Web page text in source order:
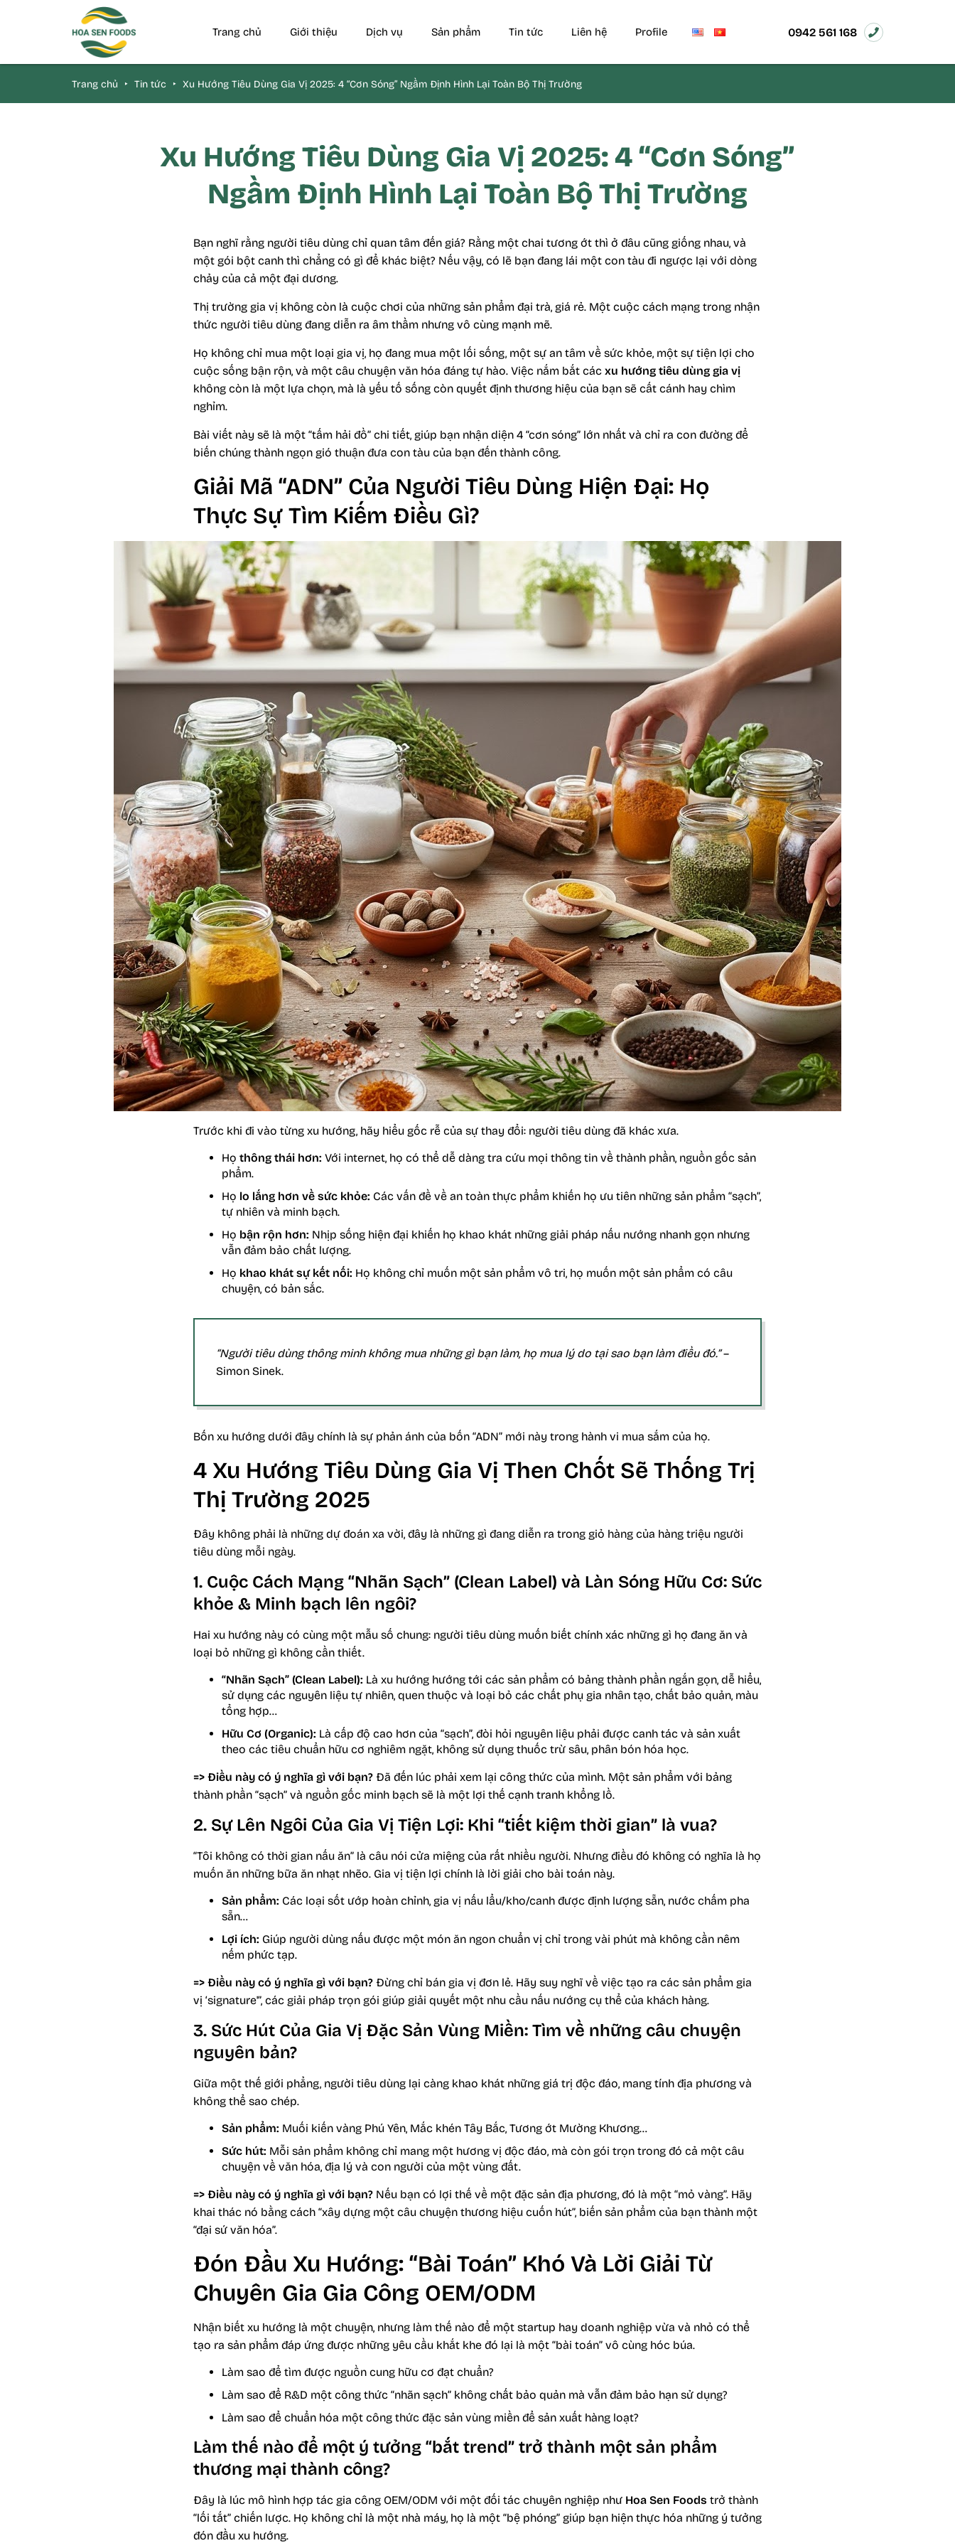
Trang chủ Giới thiệu Dịch vụ Sản phẩm Tin tức Liên hệ Profile 0942 561 168
Trang chủ ‣ Tin tức ‣ Xu Hướng Tiêu Dùng Gia Vị 2025: 4 “Cơn Sóng” Ngầm Định Hình Lại Toàn Bộ Thị Trường
Xu Hướng Tiêu Dùng Gia Vị 2025: 4 “Cơn Sóng”
Ngầm Định Hình Lại Toàn Bộ Thị Trường
Bạn nghĩ rằng người tiêu dùng chỉ quan tâm đến giá? Rằng một chai tương ớt thì ở đâu cũng giống nhau, và
một gói bột canh thì chẳng có gì để khác biệt? Nếu vậy, có lẽ bạn đang lái một con tàu đi ngược lại với dòng
chảy của cả một đại dương.
Thị trường gia vị không còn là cuộc chơi của những sản phẩm đại trà, giá rẻ. Một cuộc cách mạng trong nhận
thức người tiêu dùng đang diễn ra âm thầm nhưng vô cùng mạnh mẽ.
Họ không chỉ mua một loại gia vị, họ đang mua một lối sống, một sự an tâm về sức khỏe, một sự tiện lợi cho
cuộc sống bận rộn, và một câu chuyện văn hóa đáng tự hào. Việc nắm bắt các xu hướng tiêu dùng gia vị
không còn là một lựa chọn, mà là yếu tố sống còn quyết định thương hiệu của bạn sẽ cất cánh hay chìm
nghỉm.
Bài viết này sẽ là một “tấm hải đồ” chi tiết, giúp bạn nhận diện 4 “cơn sóng” lớn nhất và chỉ ra con đường để
biến chúng thành ngọn gió thuận đưa con tàu của bạn đến thành công.
Giải Mã “ADN” Của Người Tiêu Dùng Hiện Đại: Họ
Thực Sự Tìm Kiếm Điều Gì?
Trước khi đi vào từng xu hướng, hãy hiểu gốc rễ của sự thay đổi: người tiêu dùng đã khác xưa.
Họ thông thái hơn: Với internet, họ có thể dễ dàng tra cứu mọi thông tin về thành phần, nguồn gốc sản
phẩm.
Họ lo lắng hơn về sức khỏe: Các vấn đề về an toàn thực phẩm khiến họ ưu tiên những sản phẩm “sạch”,
tự nhiên và minh bạch.
Họ bận rộn hơn: Nhịp sống hiện đại khiến họ khao khát những giải pháp nấu nướng nhanh gọn nhưng
vẫn đảm bảo chất lượng.
Họ khao khát sự kết nối: Họ không chỉ muốn một sản phẩm vô tri, họ muốn một sản phẩm có câu
chuyện, có bản sắc.
“Người tiêu dùng thông minh không mua những gì bạn làm, họ mua lý do tại sao bạn làm điều đó.”–
Simon Sinek.
Bốn xu hướng dưới đây chính là sự phản ánh của bốn “ADN” mới này trong hành vi mua sắm của họ.
4 Xu Hướng Tiêu Dùng Gia Vị Then Chốt Sẽ Thống Trị
Thị Trường 2025
Đây không phải là những dự đoán xa vời, đây là những gì đang diễn ra trong giỏ hàng của hàng triệu người
tiêu dùng mỗi ngày.
1. Cuộc Cách Mạng “Nhãn Sạch” (Clean Label) và Làn Sóng Hữu Cơ: Sức
khỏe & Minh bạch lên ngôi?
Hai xu hướng này có cùng một mẫu số chung: người tiêu dùng muốn biết chính xác những gì họ đang ăn và
loại bỏ những gì không cần thiết.
“Nhãn Sạch” (Clean Label): Là xu hướng hướng tới các sản phẩm có bảng thành phần ngắn gọn, dễ hiểu,
sử dụng các nguyên liệu tự nhiên, quen thuộc và loại bỏ các chất phụ gia nhân tạo, chất bảo quản, màu
tổng hợp…
Hữu Cơ (Organic): Là cấp độ cao hơn của “sạch”, đòi hỏi nguyên liệu phải được canh tác và sản xuất
theo các tiêu chuẩn hữu cơ nghiêm ngặt, không sử dụng thuốc trừ sâu, phân bón hóa học.
=> Điều này có ý nghĩa gì với bạn?Đã đến lúc phải xem lại công thức của mình. Một sản phẩm với bảng
thành phần “sạch” và nguồn gốc minh bạch sẽ là một lợi thế cạnh tranh khổng lồ.
2. Sự Lên Ngôi Của Gia Vị Tiện Lợi: Khi “tiết kiệm thời gian” là vua?
“Tôi không có thời gian nấu ăn” là câu nói cửa miệng của rất nhiều người. Nhưng điều đó không có nghĩa là họ
muốn ăn những bữa ăn nhạt nhẽo. Gia vị tiện lợi chính là lời giải cho bài toán này.
Sản phẩm: Các loại sốt ướp hoàn chỉnh, gia vị nấu lẩu/kho/canh được định lượng sẵn, nước chấm pha
sẵn…
Lợi ích: Giúp người dùng nấu được một món ăn ngon chuẩn vị chỉ trong vài phút mà không cần nêm
nếm phức tạp.
=> Điều này có ý nghĩa gì với bạn?Đừng chỉ bán gia vị đơn lẻ. Hãy suy nghĩ về việc tạo ra các sản phẩm gia
vị ‘signature'”, các giải pháp trọn gói giúp giải quyết một nhu cầu nấu nướng cụ thể của khách hàng.
3. Sức Hút Của Gia Vị Đặc Sản Vùng Miền: Tìm về những câu chuyện
nguyên bản?
Giữa một thế giới phẳng, người tiêu dùng lại càng khao khát những giá trị độc đáo, mang tính địa phương và
không thể sao chép.
Sản phẩm: Muối kiến vàng Phú Yên, Mắc khén Tây Bắc, Tương ớt Mường Khương…
Sức hút: Mỗi sản phẩm không chỉ mang một hương vị độc đáo, mà còn gói trọn trong đó cả một câu
chuyện về văn hóa, địa lý và con người của một vùng đất.
=> Điều này có ý nghĩa gì với bạn?Nếu bạn có lợi thế về một đặc sản địa phương, đó là một “mỏ vàng”. Hãy
khai thác nó bằng cách “xây dựng một câu chuyện thương hiệu cuốn hút”, biến sản phẩm của bạn thành một
“đại sứ văn hóa”.
Đón Đầu Xu Hướng: “Bài Toán” Khó Và Lời Giải Từ
Chuyên Gia Gia Công OEM/ODM
Nhận biết xu hướng là một chuyện, nhưng làm thế nào để một startup hay doanh nghiệp vừa và nhỏ có thể
tạo ra sản phẩm đáp ứng được những yêu cầu khắt khe đó lại là một “bài toán” vô cùng hóc búa.
Làm sao để tìm được nguồn cung hữu cơ đạt chuẩn?
Làm sao để R&D một công thức “nhãn sạch” không chất bảo quản mà vẫn đảm bảo hạn sử dụng?
Làm sao để chuẩn hóa một công thức đặc sản vùng miền để sản xuất hàng loạt?
Làm thế nào để một ý tưởng “bắt trend” trở thành một sản phẩm
thương mại thành công?
Đây là lúc mô hình hợp tác gia công OEM/ODM với một đối tác chuyên nghiệp như Hoa Sen Foods trở thành
“lối tắt” chiến lược. Họ không chỉ là một nhà máy, họ là một “bệ phóng” giúp bạn hiện thực hóa những ý tưởng
đón đầu xu hướng.